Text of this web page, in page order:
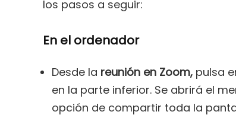
los pasos a seguir:
En el ordenador
Desde la reunión en Zoom, pulsa
en la parte inferior. Se abrirá el
opción de compartir toda la